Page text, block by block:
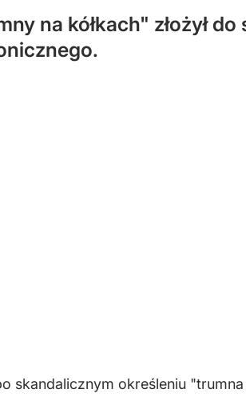
na kółkach" złożył
skandalicznym określeniu